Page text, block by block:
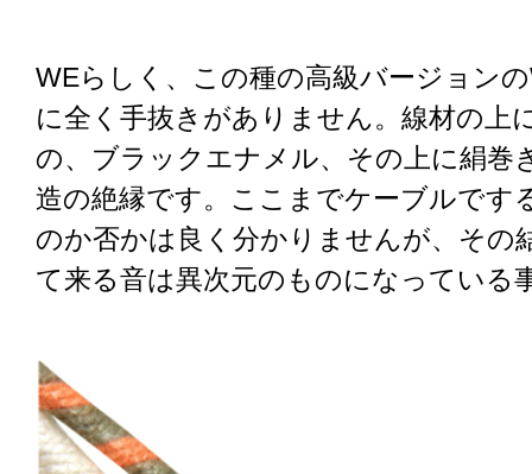
WEらしく、この種の高級バージョン
に全く手抜きがありません。線材の上
の、ブラックエナメル、その上に絹巻
造の絶縁です。ここまでケーブルです
のか否かは良く分かりませんが、その
て来る音は異次元のものになっている